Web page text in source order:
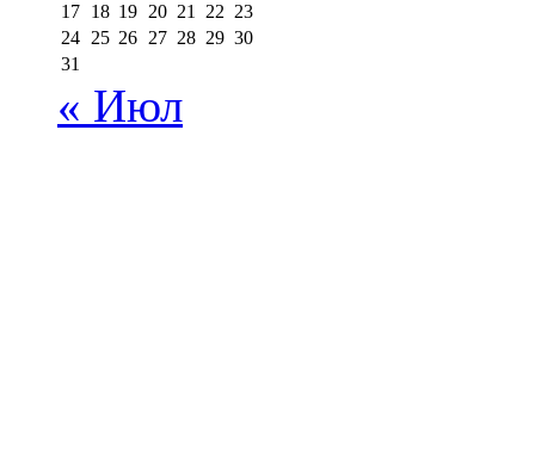
17 18 19 20 21 22 23
24 25 26 27 28 29 30
31
« Июл